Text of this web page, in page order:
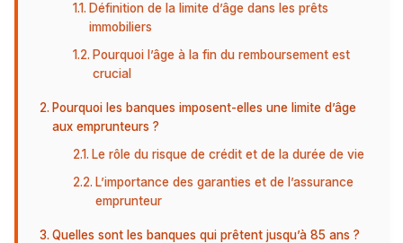
Définition de la limite d’âge dans les prêts
immobiliers
Pourquoi l’âge à la fin du remboursement est
crucial
Pourquoi les banques imposent-elles une limite d’âge
aux emprunteurs ?
Le rôle du risque de crédit et de la durée de vie
L’importance des garanties et de l’assurance
emprunteur
Quelles sont les banques qui prêtent jusqu’à 85 ans ?